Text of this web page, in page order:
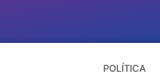
POLÍTICA